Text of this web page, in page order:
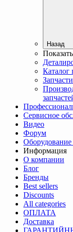
Назад
Сервисное
Видео
Форум
Оборудование
Информация
О компании
Блог
Бренды
Best sellers
Discounts
All categories
ОПЛАТА
Доставка